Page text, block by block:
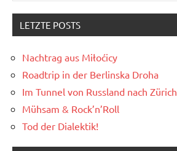
LETZTE POSTS
Nachtrag aus Miłoćicy
Roadtrip in der Berlinska Droha
Im Tunnel von Russland nach Zürich
Mühsam & Rock’n’Roll
Tod der Dialektik!